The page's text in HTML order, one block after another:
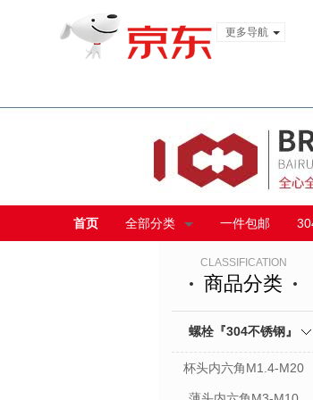
更多导航
首页 全部分类 一件包邮
CLASSIFICATION
商品分类
螺栓『304不锈钢』
杯头内六角M1.4-M20